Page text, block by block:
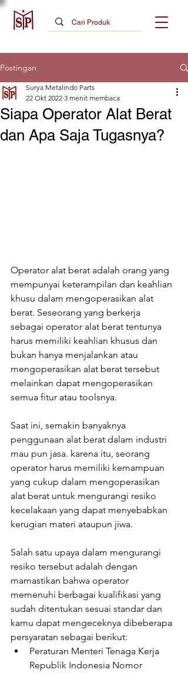
Postingan
Siapa Operator Alat Berat
dan Apa Saja Tugasnya?
Surya Metalindo Parts
22 Okt 2022 3 menit membaca
Operator alat berat adalah orang yang
mempunyai keterampilan dan keahlian
khusu dalam mengoperasikan alat
berat. Seseorang yang berkerja
sebagai operator alat berat tentunya
harus memiliki keahlian khusus dan
bukan hanya menjalankan atau
mengoperasikan alat berat tersebut
melainkan dapat mengoperasikan
semua fitur atau toolsnya.
Saat ini, semakin banyaknya
penggunaan alat berat dalam industri
mau pun jasa. karena itu, seorang
operator harus memiliki kemampuan
yang cukup dalam mengoperasikan
alat berat untuk mengurangi resiko
kecelakaan yang dapat menyebabkan
kerugian materi ataupun jiwa.
Salah satu upaya dalam mengurangi
resiko tersebut adalah dengan
mamastikan bahwa operator
memenuhi berbagai kualifikasi yang
sudah ditentukan sesuai standar dan
kamu dapat mengeceknya dibeberapa
persyaratan sebagai berikut:
Peraturan Menteri Tenaga Kerja
Republik Indonesia Nomor